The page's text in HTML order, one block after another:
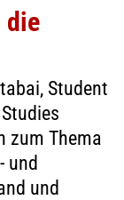
die
Student
zum Thema
und
und